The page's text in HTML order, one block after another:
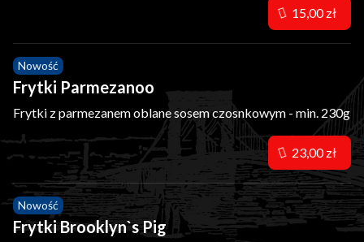
Nowość
Frytki Parmezanoo
Frytki z parmezanem oblane sosem czosnkowym - min. 230g
Nowość
Frytki Brooklyn`s Pig